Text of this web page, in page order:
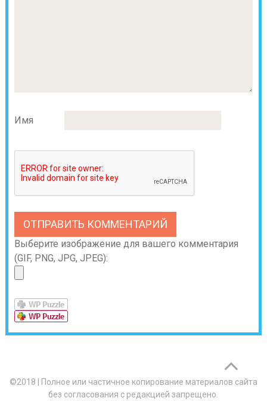
Имя
Выберите изображение для вашего комментария
(GIF, PNG, JPG, JPEG):
©2018
Полное или частичное копирование материалов сайта
без согласования с редакцией запрещено.